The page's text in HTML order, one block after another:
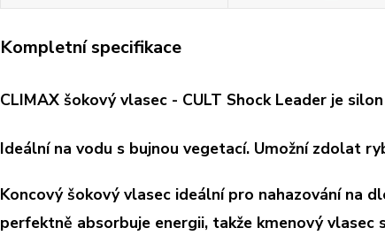
Kompletní specifikace
CLIMAX šokový vlasec - CULT Shock Leader je
Ideální na vodu s bujnou vegetací. Umožní zdolat
Koncový šokový vlasec ideální pro nahazování na
perfektně absorbuje energii, takže kmenový